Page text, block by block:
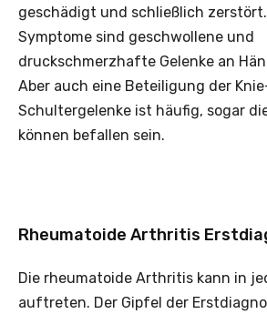
geschädigt und schließlich
Symptome sind geschwollene und
druckschmerzhafte Gelenke an
Aber auch eine Beteiligung der
Schultergelenke ist häufig, sogar
können befallen sein.
Rheumatoide Arthritis
Die rheumatoide Arthritis kann in
auftreten. Der Gipfel der